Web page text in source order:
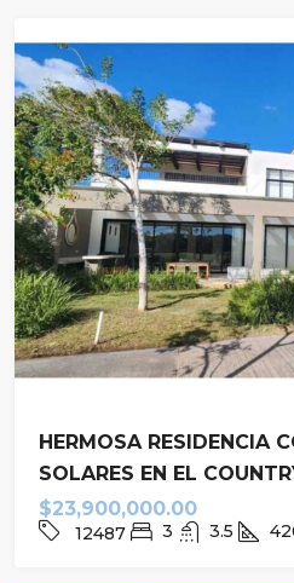
HERMOSA RESIDENCIA
SOLARES EN EL
$23,900,000.00
12487 3 3.5